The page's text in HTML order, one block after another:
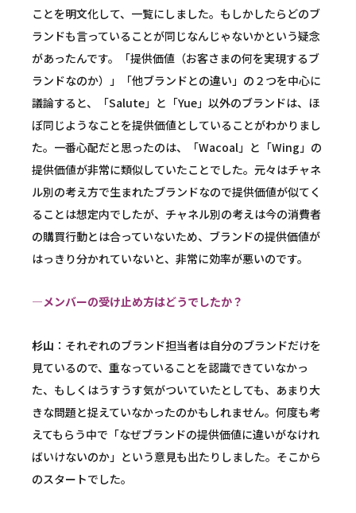
ことを明文化して、一覧にしました。もしかしたらどのブ
ランドも言っていることが同じなんじゃないかという疑念
があったんです。「提供価値（お客さまの何を実現するブ
ランドなのか）」「他ブランドとの違い」の２つを中心に
議論すると、「Salute」と「Yue」以外のブランドは、ほ
ぼ同じようなことを提供価値としていることがわかりまし
た。一番心配だと思ったのは、「Wacoal」と「Wing」の
提供価値が非常に類似していたことでした。元々はチャネ
ル別の考え方で生まれたブランドなので提供価値が似てく
ることは想定内でしたが、チャネル別の考えは今の消費者
の購買行動とは合っていないため、ブランドの提供価値が
はっきり分かれていないと、非常に効率が悪いのです。
―メンバーの受け止め方はどうでしたか？
杉山 ：それぞれのブランド担当者は自分のブランドだけを
見ているので、重なっていることを認識できていなかっ
た、もしくはうすうす気がついていたとしても、あまり大
きな問題と捉えていなかったのかもしれません。何度も考
えてもらう中で「なぜブランドの提供価値に違いがなけれ
ばいけないのか」という意見も出たりしました。そこから
のスタートでした。